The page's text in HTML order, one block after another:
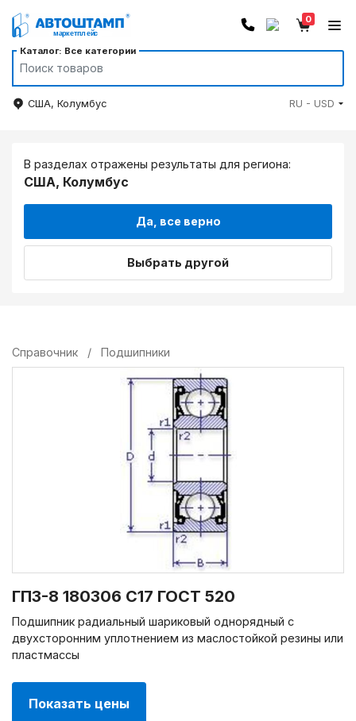
Каталог: Все категории
0
США, Колумбус RU - USD
В разделах отражены результаты для региона:
США, Колумбус
Да, все верно
Выбрать другой
Справочник / Подшипники
ГПЗ-8 180306 С17 ГОСТ 520
Подшипник радиальный шариковый однорядный с
двухсторонним уплотнением из маслостойкой резины или
пластмассы
Показать цены